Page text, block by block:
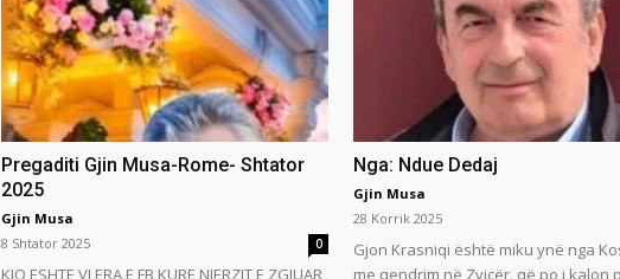
Pregaditi Gjin Musa-Rome- Shtator
2025
Gjin Musa
8 Shtator 2025
0
Nga: Ndue Dedaj
Gjin Musa
28 Korrik 2025
Gjon Krasniqi është miku ynë nga